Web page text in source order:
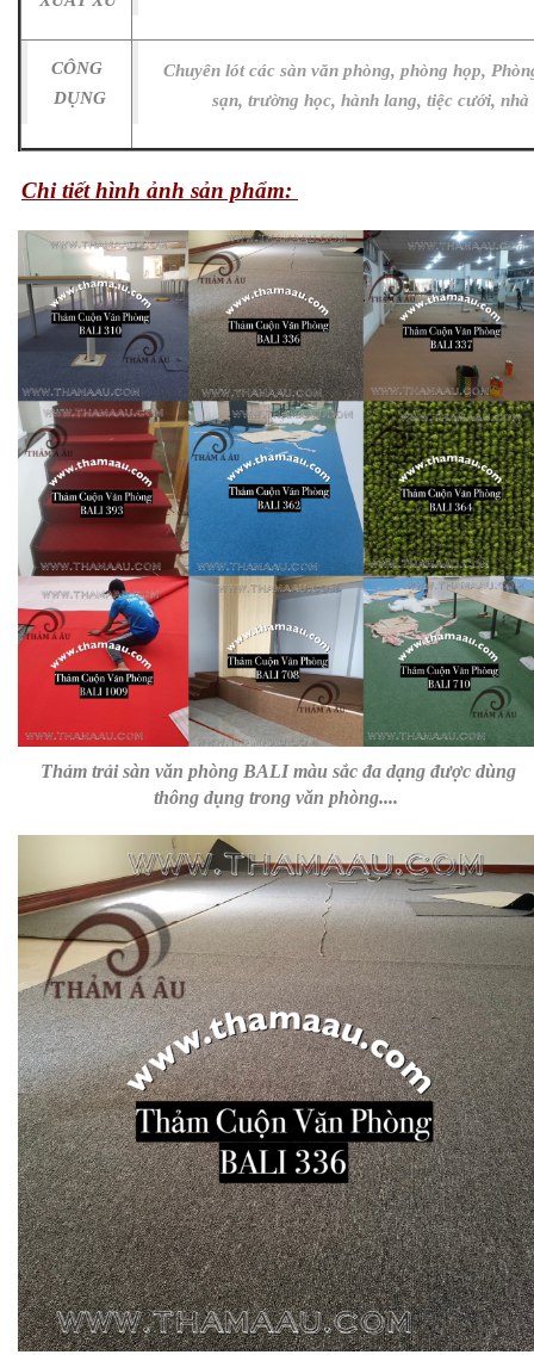
CÔNG
DỤNG
Chuyên lót các sàn văn phòng, phòng họp,
sạn, trường học, hành lang, tiệc cưới, nhà
Chi tiết hình ảnh sản phẩm:
Thảm trải sàn văn phòng BALI màu sắc đa dạng được dùng
thông dụng trong văn phòng....